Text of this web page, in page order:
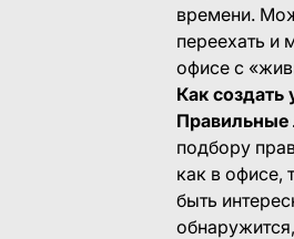
времени.
переехать и
офисе с
Как
подбору
как в офисе,
быть